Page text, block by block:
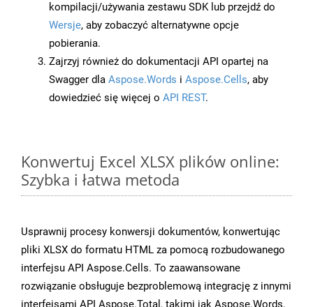
kompilacji/używania zestawu SDK lub przejdź do
Wersje, aby zobaczyć alternatywne opcje
pobierania.
Zajrzyj również do dokumentacji API opartej na
Swagger dla Aspose.Words i Aspose.Cells, aby
dowiedzieć się więcej o API REST.
Konwertuj Excel XLSX plików online:
Szybka i łatwa metoda
Usprawnij procesy konwersji dokumentów, konwertując
pliki XLSX do formatu HTML za pomocą rozbudowanego
interfejsu API Aspose.Cells. To zaawansowane
rozwiązanie obsługuje bezproblemową integrację z innymi
interfejsami API Aspose.Total, takimi jak Aspose.Words,